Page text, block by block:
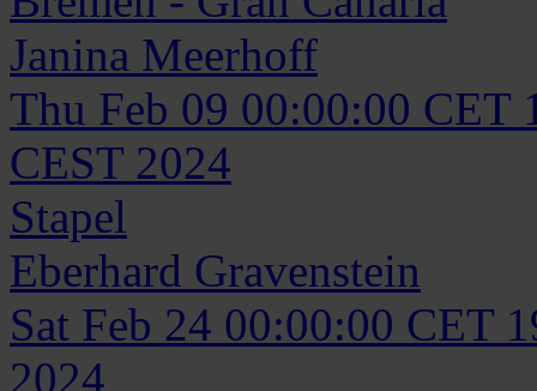
Janina Meerhoff
Thu Feb 09 00:00:00 CET
CEST 2024
Stapel
Eberhard Gravenstein
Sat Feb 24 00:00:00 CET
2024